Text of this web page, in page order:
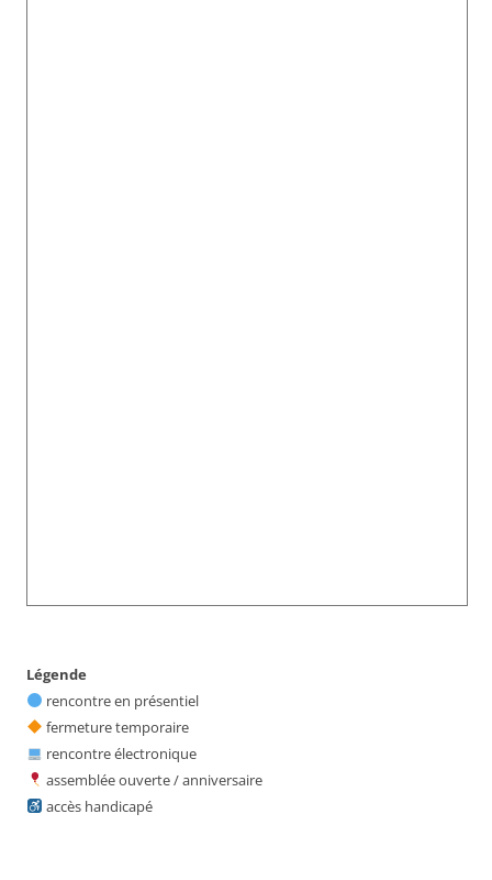
Légende
rencontre en présentiel
fermeture temporaire
rencontre électronique
assemblée ouverte / anniversaire
accès handicapé